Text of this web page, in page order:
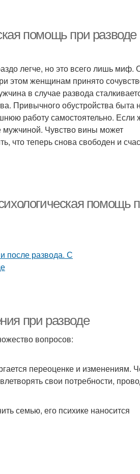
помощь при разводе
легче, но это всего лишь миф.
этом женщинам принято
в случае развода
Привычного обустройства быта
работу самостоятельно. Если
Чувство вины может
что теперь снова свободен и
помощь
при разводе
вопросов:
переоценке и изменениям.
свои потребности,
семью, его психике наносится